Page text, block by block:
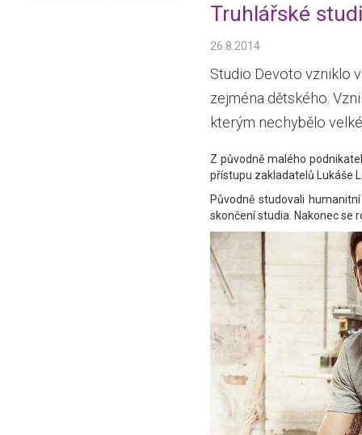
Truhlářské
26.8.2014
Studio Devoto vzniklo
zejména dětského.
kterým nechybělo
Z původně malého
přístupu zakladatelů Lukáše
Původně studovali
skončení studia. Nakonec se